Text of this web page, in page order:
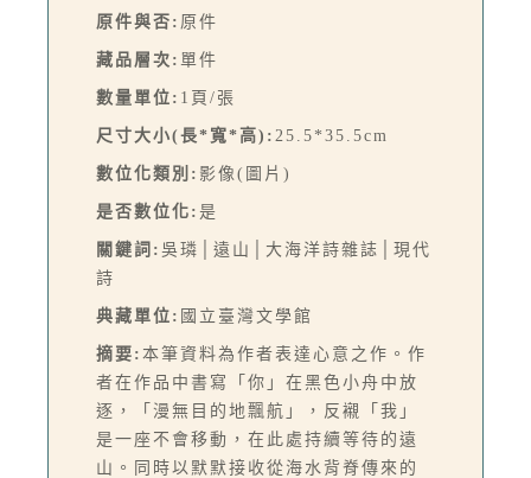
原件與否: 原件
藏品層次: 單件
數量單位: 1頁/張
尺寸大小(長*寬*高): 25.5*35.5cm
數位化類別: 影像(圖片)
是否數位化: 是
關鍵詞: 吳璘│遠山│大海洋詩雜誌│現代
詩
典藏單位: 國立臺灣文學館
摘要: 本筆資料為作者表達心意之作。作
者在作品中書寫「你」在黑色小舟中放
逐，「漫無目的地飄航」，反襯「我」
是一座不會移動，在此處持續等待的遠
山。同時以默默接收從海水背脊傳來的